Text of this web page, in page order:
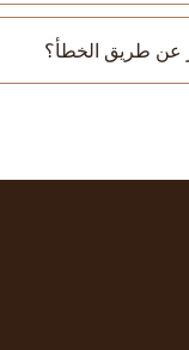
عن طريق الخطأ؟